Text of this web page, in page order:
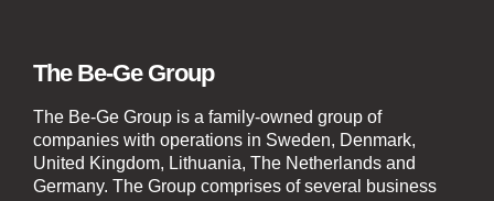
The Be-Ge Group
The Be-Ge Group is a family-owned group of
companies with operations in Sweden, Denmark,
United Kingdom, Lithuania, The Netherlands and
Germany. The Group comprises of several business